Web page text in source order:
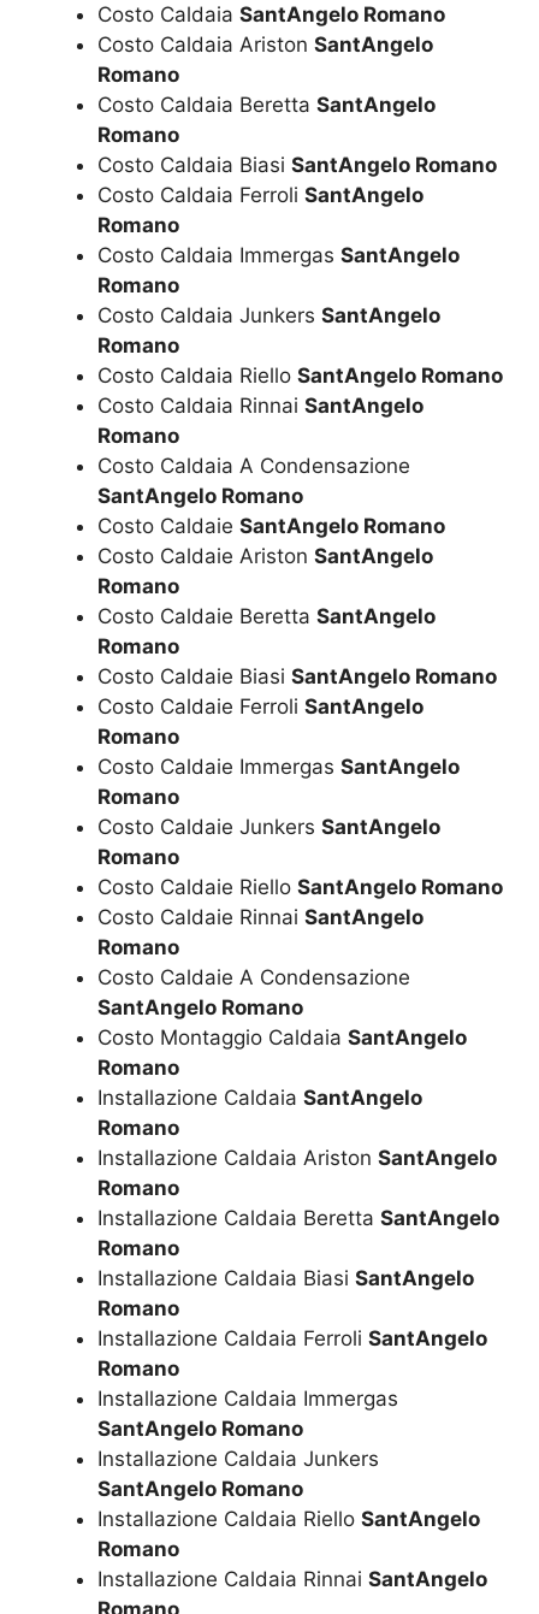
Costo Caldaia SantAngelo Romano
Costo Caldaia Ariston SantAngelo
Romano
Costo Caldaia Beretta SantAngelo
Romano
Costo Caldaia Biasi SantAngelo Romano
Costo Caldaia Ferroli SantAngelo
Romano
Costo Caldaia Immergas SantAngelo
Romano
Costo Caldaia Junkers SantAngelo
Romano
Costo Caldaia Riello SantAngelo Romano
Costo Caldaia Rinnai SantAngelo
Romano
Costo Caldaia A Condensazione
SantAngelo Romano
Costo Caldaie SantAngelo Romano
Costo Caldaie Ariston SantAngelo
Romano
Costo Caldaie Beretta SantAngelo
Romano
Costo Caldaie Biasi SantAngelo Romano
Costo Caldaie Ferroli SantAngelo
Romano
Costo Caldaie Immergas SantAngelo
Romano
Costo Caldaie Junkers SantAngelo
Romano
Costo Caldaie Riello SantAngelo Romano
Costo Caldaie Rinnai SantAngelo
Romano
Costo Caldaie A Condensazione
SantAngelo Romano
Costo Montaggio Caldaia SantAngelo
Romano
Installazione Caldaia SantAngelo
Romano
Installazione Caldaia Ariston SantAngelo
Romano
Installazione Caldaia Beretta SantAngelo
Romano
Installazione Caldaia Biasi SantAngelo
Romano
Installazione Caldaia Ferroli SantAngelo
Romano
Installazione Caldaia Immergas
SantAngelo Romano
Installazione Caldaia Junkers
SantAngelo Romano
Installazione Caldaia Riello SantAngelo
Romano
Installazione Caldaia Rinnai SantAngelo
Romano